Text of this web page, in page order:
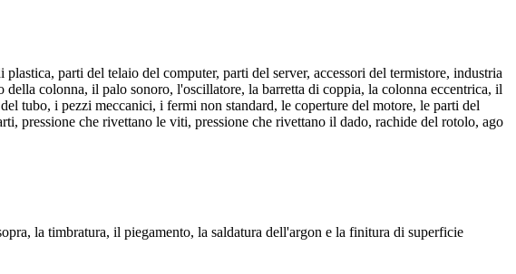
parti del telaio del computer, parti del server, accessori del termistore, industria
colonna, il palo sonoro, l'oscillatore, la barretta di coppia, la colonna eccentrica, il
tubo, i pezzi meccanici, i fermi non standard, le coperture del motore, le parti del
pressione che rivettano le viti, pressione che rivettano il dado, rachide del rotolo, ago
la timbratura, il piegamento, la saldatura dell'argon e la finitura di superficie